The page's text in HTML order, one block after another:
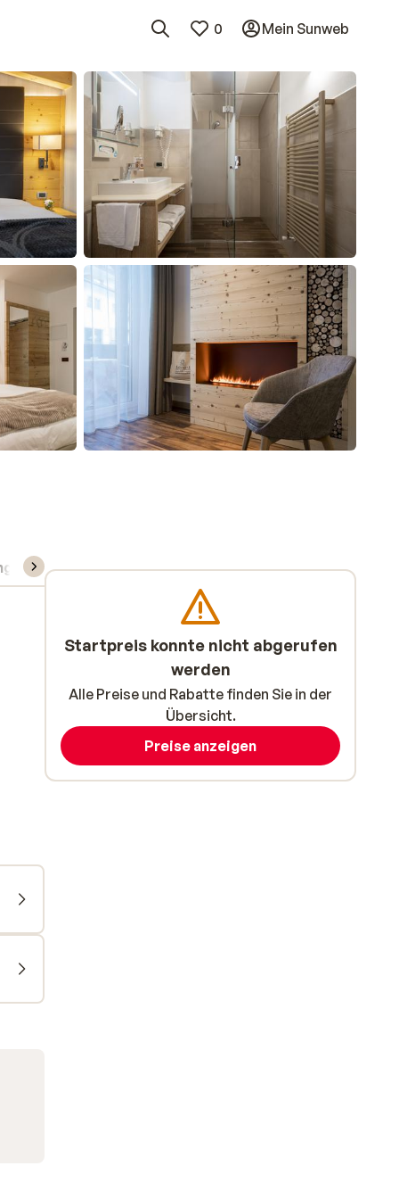
0 Mein Sunweb
Skipass/Kurse/Material
Startpreis konnte nicht abgerufen
werden
Alle Preise und Rabatte finden Sie in der
Übersicht.
Preise anzeigen